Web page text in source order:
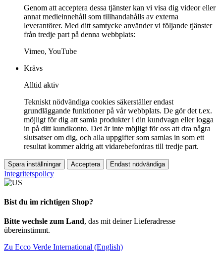
Genom att acceptera dessa tjänster kan vi visa dig videor eller
annat medieinnehåll som tillhandahålls av externa
leverantörer. Med ditt samtycke använder vi följande tjänster
från tredje part på denna webbplats:
Vimeo, YouTube
Krävs
Alltid aktiv
Tekniskt nödvändiga cookies säkerställer endast
grundläggande funktioner på vår webbplats. De gör det t.ex.
möjligt för dig att samla produkter i din kundvagn eller logga
in på ditt kundkonto. Det är inte möjligt för oss att dra några
slutsatser om dig, och alla uppgifter som samlas in som ett
resultat kommer aldrig att vidarebefordras till tredje part.
Spara inställningar Acceptera Endast nödvändiga
Integritetspolicy
Bist du im richtigen Shop?
Bitte wechsle zum Land, das mit deiner Lieferadresse
übereinstimmt.
Zu Ecco Verde International (English)